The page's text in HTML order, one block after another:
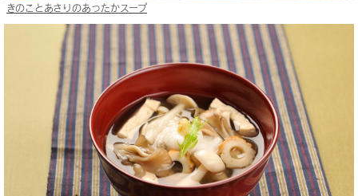
きのことあさりのあったかスープ